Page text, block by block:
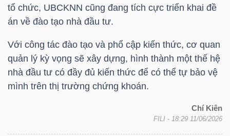
tổ chức, UBCKNN cũng đang tích cực triển khai đề
án về đào tạo nhà đầu tư.
Với công tác đào tạo và phổ cập kiến thức, cơ quan
quản lý kỳ vọng sẽ xây dựng, hình thành một thế hệ
nhà đầu tư có đầy đủ kiến thức để có thể tự bảo vệ
mình trên thị trường chứng khoán.
Chí Kiên
FILI - 18:29 11/06/2026
Tin
tức
Bài
viết